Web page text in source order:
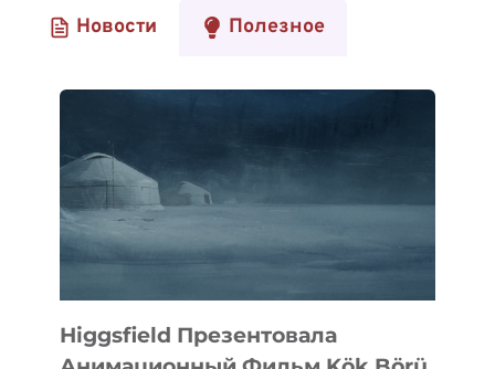
Новости Полезное
Higgsfield Презентовала